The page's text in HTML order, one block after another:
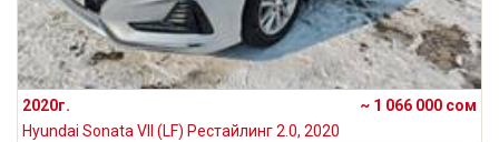
2020г.
~ 1 066 000 сом
Hyundai Sonata VII (LF) Рестайлинг 2.0, 2020